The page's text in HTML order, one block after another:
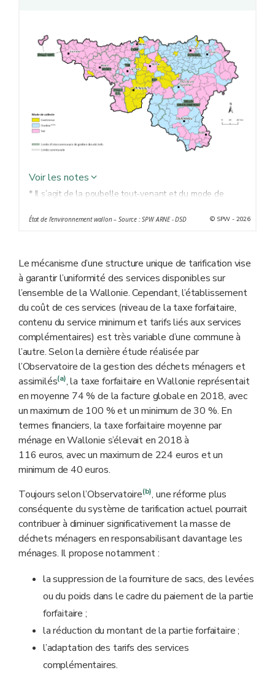
Voir les notes
* Il s’agit de la poubelle tout-venant et du mode de
** Pour les communes de Geer, de Lens et de Mons, le
au SPW ARNE dans les délais requis.
*** Le duobac permet la collecte sélective des déchets
ménagers résiduels et des déchets organiques.
État de l’environnement wallon – Source : SPW ARNE - DSD © SPW - 2026
Le mécanisme d’une structure unique de tarification vise
à garantir l’uniformité des services disponibles sur
l’ensemble de la Wallonie. Cependant, l’établissement
du coût de ces services (niveau de la taxe forfaitaire,
contenu du service minimum et tarifs liés aux services
complémentaires) est très variable d’une commune à
l’autre. Selon la dernière étude réalisée par
l’Observatoire de la gestion des déchets ménagers et
assimilés(a), la taxe forfaitaire en Wallonie représentait
en moyenne 74 % de la facture globale en 2018, avec
un maximum de 100 % et un minimum de 30 %. En
termes financiers, la taxe forfaitaire moyenne par
ménage en Wallonie s’élevait en 2018 à
116 euros, avec un maximum de 224 euros et un
minimum de 40 euros.
Toujours selon l’Observatoire(b), une réforme plus
conséquente du système de tarification actuel pourrait
contribuer à diminuer significativement la masse de
déchets ménagers en responsabilisant davantage les
ménages. Il propose notamment :
la suppression de la fourniture de sacs, des levées
ou du poids dans le cadre du paiement de la partie
forfaitaire ;
la réduction du montant de la partie forfaitaire ;
l’adaptation des tarifs des services
complémentaires.